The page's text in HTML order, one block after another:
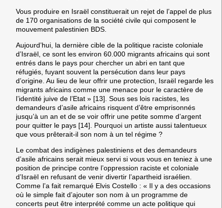
Vous produire en Israël constituerait un rejet de l’appel de plus
de 170 organisations de la société civile qui composent le
mouvement palestinien BDS.
Aujourd’hui, la dernière cible de la politique raciste coloniale
d’Israël, ce sont les environ 60.000 migrants africains qui sont
entrés dans le pays pour chercher un abri en tant que
réfugiés, fuyant souvent la persécution dans leur pays
d’origine. Au lieu de leur offrir une protection, Israël regarde les
migrants africains comme une menace pour le caractère de
l’identité juive de l’Etat » [13]. Sous ses lois racistes, les
demandeurs d’asile africains risquent d’être emprisonnés
jusqu’à un an et de se voir offrir une petite somme d’argent
pour quitter le pays [14]. Pourquoi un artiste aussi talentueux
que vous prêterait-il son nom à un tel régime ?
Le combat des indigènes palestiniens et des demandeurs
d’asile africains serait mieux servi si vous vous en teniez à une
position de principe contre l’oppression raciste et coloniale
d’Israël en refusant de venir divertir l’apartheid israélien.
Comme l’a fait remarqué Elvis Costello : « Il y a des occasions
où le simple fait d’ajouter son nom à un programme de
concerts peut être interprété comme un acte politique qui